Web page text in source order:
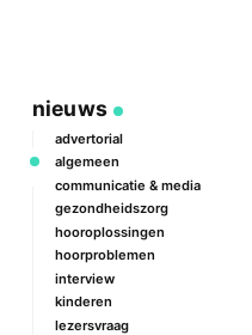
nieuws
advertorial
algemeen
communicatie & media
gezondheidszorg
hooroplossingen
hoorproblemen
interview
kinderen
lezersvraag